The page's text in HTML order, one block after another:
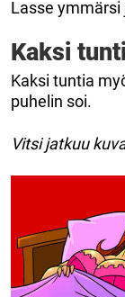
Lasse ymmärsi
Kaksi
Kaksi tuntia
puhelin soi.
Vitsi jatkuu